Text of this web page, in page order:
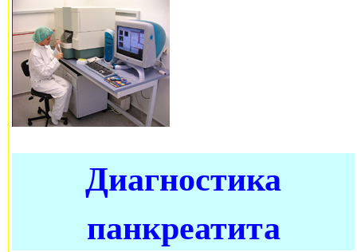
Диагностика
панкреатита